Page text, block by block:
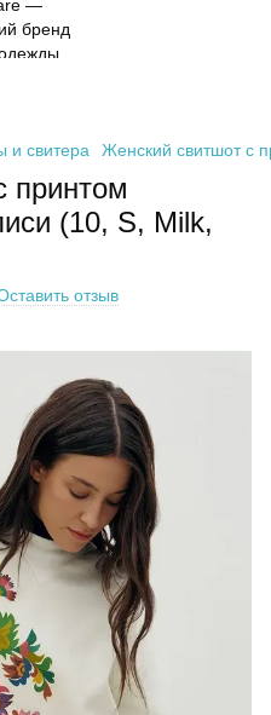
и свитера Женский свитшот с
принтом
(10, S, Milk,
отзыв